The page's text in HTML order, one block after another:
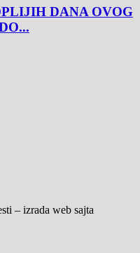
DANA OVOG
– izrada web sajta